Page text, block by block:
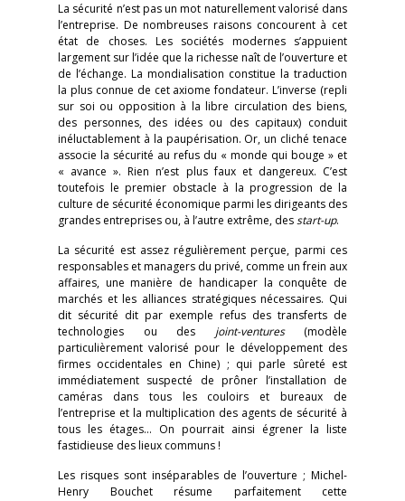
La sécurité n’est pas un mot naturellement valorisé dans
l’entreprise. De nombreuses raisons concourent à cet
état de choses. Les sociétés modernes s’appuient
largement sur l’idée que la richesse naît de l’ouverture et
de l’échange. La mondialisation constitue la traduction
la plus connue de cet axiome fondateur. L’inverse (repli
sur soi ou opposition à la libre circulation des biens,
des personnes, des idées ou des capitaux) conduit
inéluctablement à la paupérisation. Or, un cliché tenace
associe la sécurité au refus du « monde qui bouge » et
« avance ». Rien n’est plus faux et dangereux. C’est
toutefois le premier obstacle à la progression de la
culture de sécurité économique parmi les dirigeants des
grandes entreprises ou, à l’autre extrême, desstart-up.
La sécurité est assez régulièrement perçue, parmi ces
responsables et managers du privé, comme un frein aux
affaires, une manière de handicaper la conquête de
marchés et les alliances stratégiques nécessaires. Qui
dit sécurité dit par exemple refus des transferts de
technologies ou des joint-ventures(modèle
particulièrement valorisé pour le développement des
firmes occidentales en Chine) ; qui parle sûreté est
immédiatement suspecté de prôner l’installation de
caméras dans tous les couloirs et bureaux de
l’entreprise et la multiplication des agents de sécurité à
tous les étages… On pourrait ainsi égrener la liste
fastidieuse des lieux communs !
Les risques sont inséparables de l’ouverture ; Michel-
Henry Bouchet résume parfaitement cette